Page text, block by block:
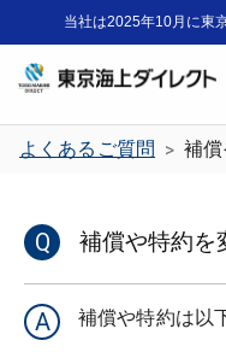
当社は2025年10月に東
よくあるご質問 > 補
Q 補償や特約を
A 補償や特約は以